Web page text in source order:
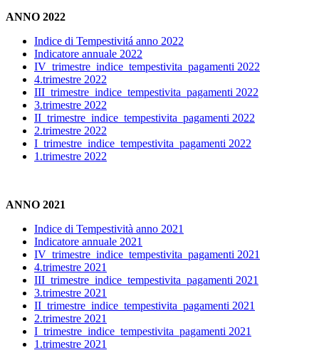
ANNO 2022
Indice di Tempestivitá anno 2022
Indicatore annuale 2022
IV_trimestre_indice_tempestivita_pagamenti 2022
4.trimestre 2022
III_trimestre_indice_tempestivita_pagamenti 2022
3.trimestre 2022
II_trimestre_indice_tempestivita_pagamenti 2022
2.trimestre 2022
I_trimestre_indice_tempestivita_pagamenti 2022
1.trimestre 2022
ANNO 2021
Indice di Tempestività anno 2021
Indicatore annuale 2021
IV_trimestre_indice_tempestivita_pagamenti 2021
4.trimestre 2021
III_trimestre_indice_tempestivita_pagamenti 2021
3.trimestre 2021
II_trimestre_indice_tempestivita_pagamenti 2021
2.trimestre 2021
I_trimestre_indice_tempestivita_pagamenti 2021
1.trimestre 2021